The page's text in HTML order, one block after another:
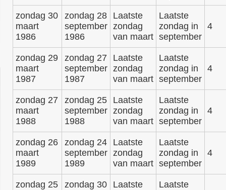
zondag 30
maart
1986
zondag 28
september
1986
Laatste
zondag
van maart
Laatste
zondag in
september
4
zondag 29
maart
1987
zondag 27
september
1987
Laatste
zondag
van maart
Laatste
zondag in
september
4
zondag 27
maart
1988
zondag 25
september
1988
Laatste
zondag
van maart
Laatste
zondag in
september
4
zondag 26
maart
1989
zondag 24
september
1989
Laatste
zondag
van maart
Laatste
zondag in
september
4
zondag 25
zondag 30
Laatste
Laatste